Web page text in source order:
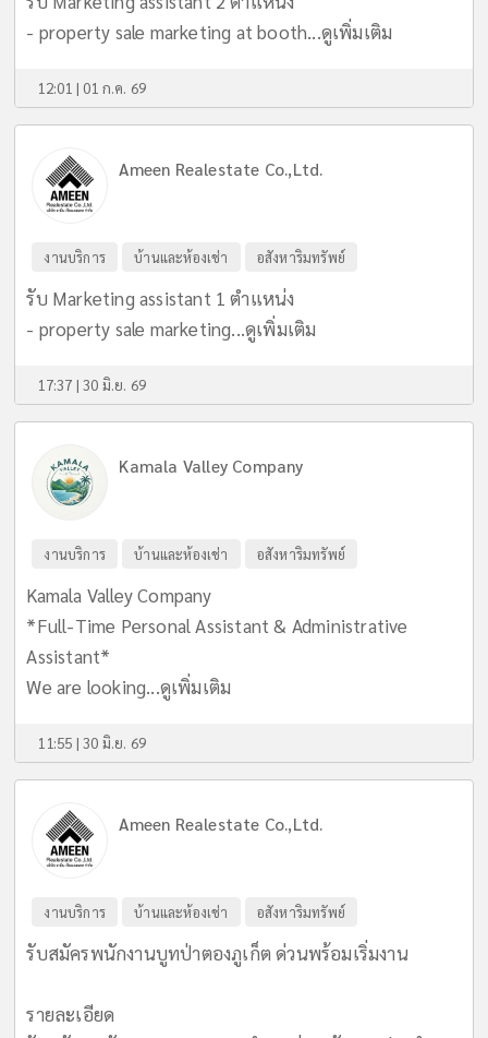
- property sale marketing at booth...ดูเพิ่มเติม
12:01 | 01 ก.ค. 69
Ameen Realestate Co.,Ltd.
งานบริการ บ้านและห้องเช่า อสังหาริมทรัพย์
รับ Marketing assistant 1 ตำแหน่ง
- property sale marketing...ดูเพิ่มเติม
17:37 | 30 มิ.ย. 69
Kamala Valley Company
งานบริการ บ้านและห้องเช่า อสังหาริมทรัพย์
Kamala Valley Company
*Full-Time Personal Assistant & Administrative
Assistant*
We are looking...ดูเพิ่มเติม
11:55 | 30 มิ.ย. 69
Ameen Realestate Co.,Ltd.
งานบริการ บ้านและห้องเช่า อสังหาริมทรัพย์
รับสมัครพนักงานบูทป่าตองภูเก็ต ด่วนพร้อมเริ่มงาน
รายละเอียด